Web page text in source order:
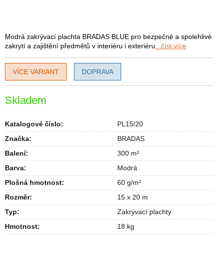
Skladem
Modrá zakrývací plachta BRADAS BLUE pro bezpečné a spolehlivé
zakrytí a zajištění předmětů v interiéru i exteriéru ...číst více
Katalogové číslo:
PL15/20
Značka:
BRADAS
Balení:
300 m²
Barva:
Modrá
Plošná hmotnost:
60 g/m²
Rozměr:
15 x 20 m
Typ:
Zakrývací plachty
Hmotnost: 18 kg
VÍCE VARIANT DOPRAVA